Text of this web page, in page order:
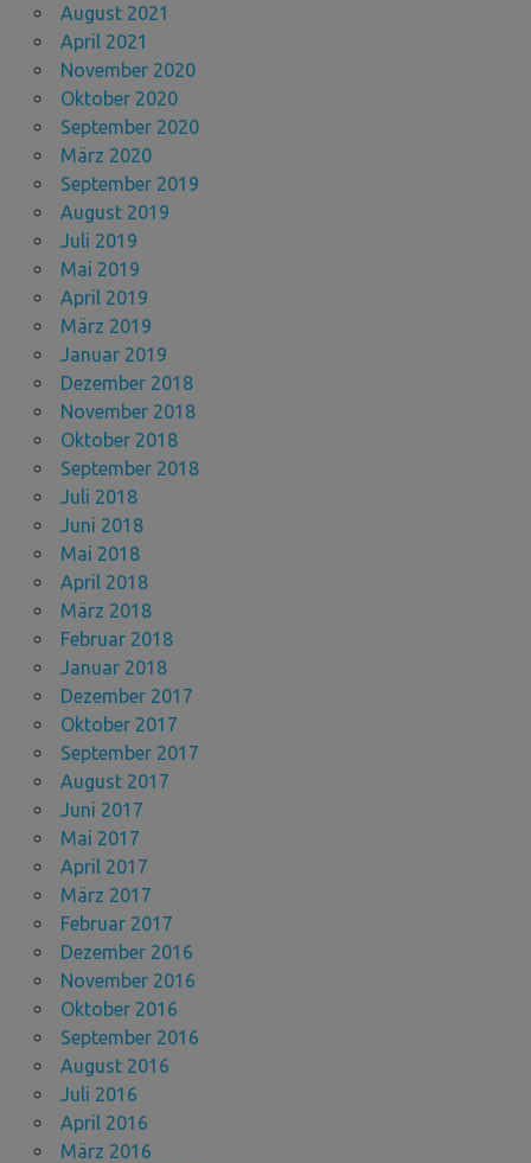
August 2021
April 2021
November 2020
Oktober 2020
September 2020
März 2020
September 2019
August 2019
Juli 2019
Mai 2019
April 2019
März 2019
Januar 2019
Dezember 2018
November 2018
Oktober 2018
September 2018
Juli 2018
Juni 2018
Mai 2018
April 2018
März 2018
Februar 2018
Januar 2018
Dezember 2017
Oktober 2017
September 2017
August 2017
Juni 2017
Mai 2017
April 2017
März 2017
Februar 2017
Dezember 2016
November 2016
Oktober 2016
September 2016
August 2016
Juli 2016
April 2016
März 2016